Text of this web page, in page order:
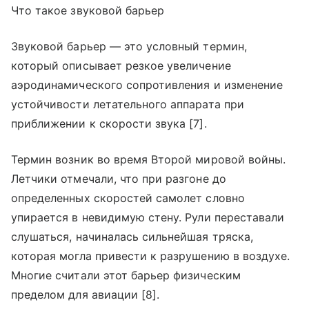
Что такое звуковой барьер
Звуковой барьер — это условный термин,
который описывает резкое увеличение
аэродинамического сопротивления и изменение
устойчивости летательного аппарата при
приближении к скорости звука [7].
Термин возник во время Второй мировой войны.
Летчики отмечали, что при разгоне до
определенных скоростей самолет словно
упирается в невидимую стену. Рули переставали
слушаться, начиналась сильнейшая тряска,
которая могла привести к разрушению в воздухе.
Многие считали этот барьер физическим
пределом для авиации [8].